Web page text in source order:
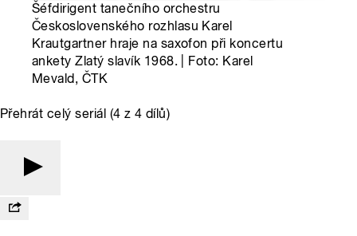
Šéfdirigent tanečního orchestru
Československého rozhlasu Karel
Krautgartner hraje na saxofon při koncertu
ankety Zlatý slavík 1968. | Foto: Karel
Mevald, ČTK
Přehrát celý seriál (4 z 4 dílů)